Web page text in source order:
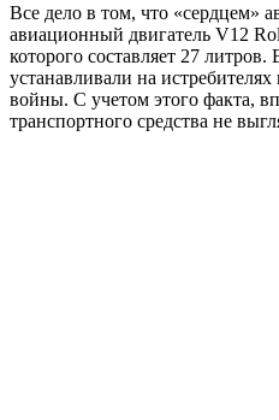
Все дело в том, что «сердцем»
авиационный двигатель V12
которого составляет 27
устанавливали на
войны. С учетом этого факта,
транспортного средства не